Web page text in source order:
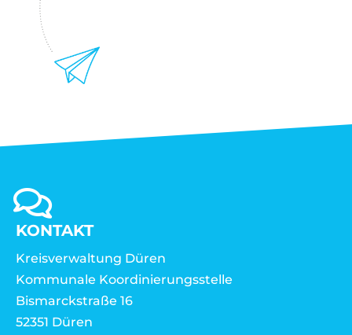
KONTAKT
Kreisverwaltung Düren
Kommunale Koordinierungsstelle
Bismarckstraße 16
52351 Düren